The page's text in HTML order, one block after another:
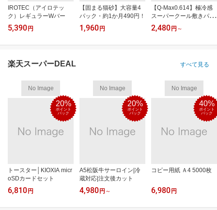
IROTEC（アイロテッ
ク）レギュラーWバー
5,390 円
【固まる猫砂】大容量4
パック・約1か月490円！
1,960 円
【Q-Max0.614】極冷感
スーパークール敷きパッ
ド
2,480 円 ～
楽天スーパーDEAL すべて見る
No Image
20%
ポイント
バック
トースター│KIOXIA micr
oSDカードセット
6,810 円
No Image
20%
ポイント
バック
A5松阪牛サーロイン|冷
蔵対応|注文後カット
4,980 円 ～
No Image
40%
ポイント
バック
コピー用紙 Ａ4 5000枚
6,980 円